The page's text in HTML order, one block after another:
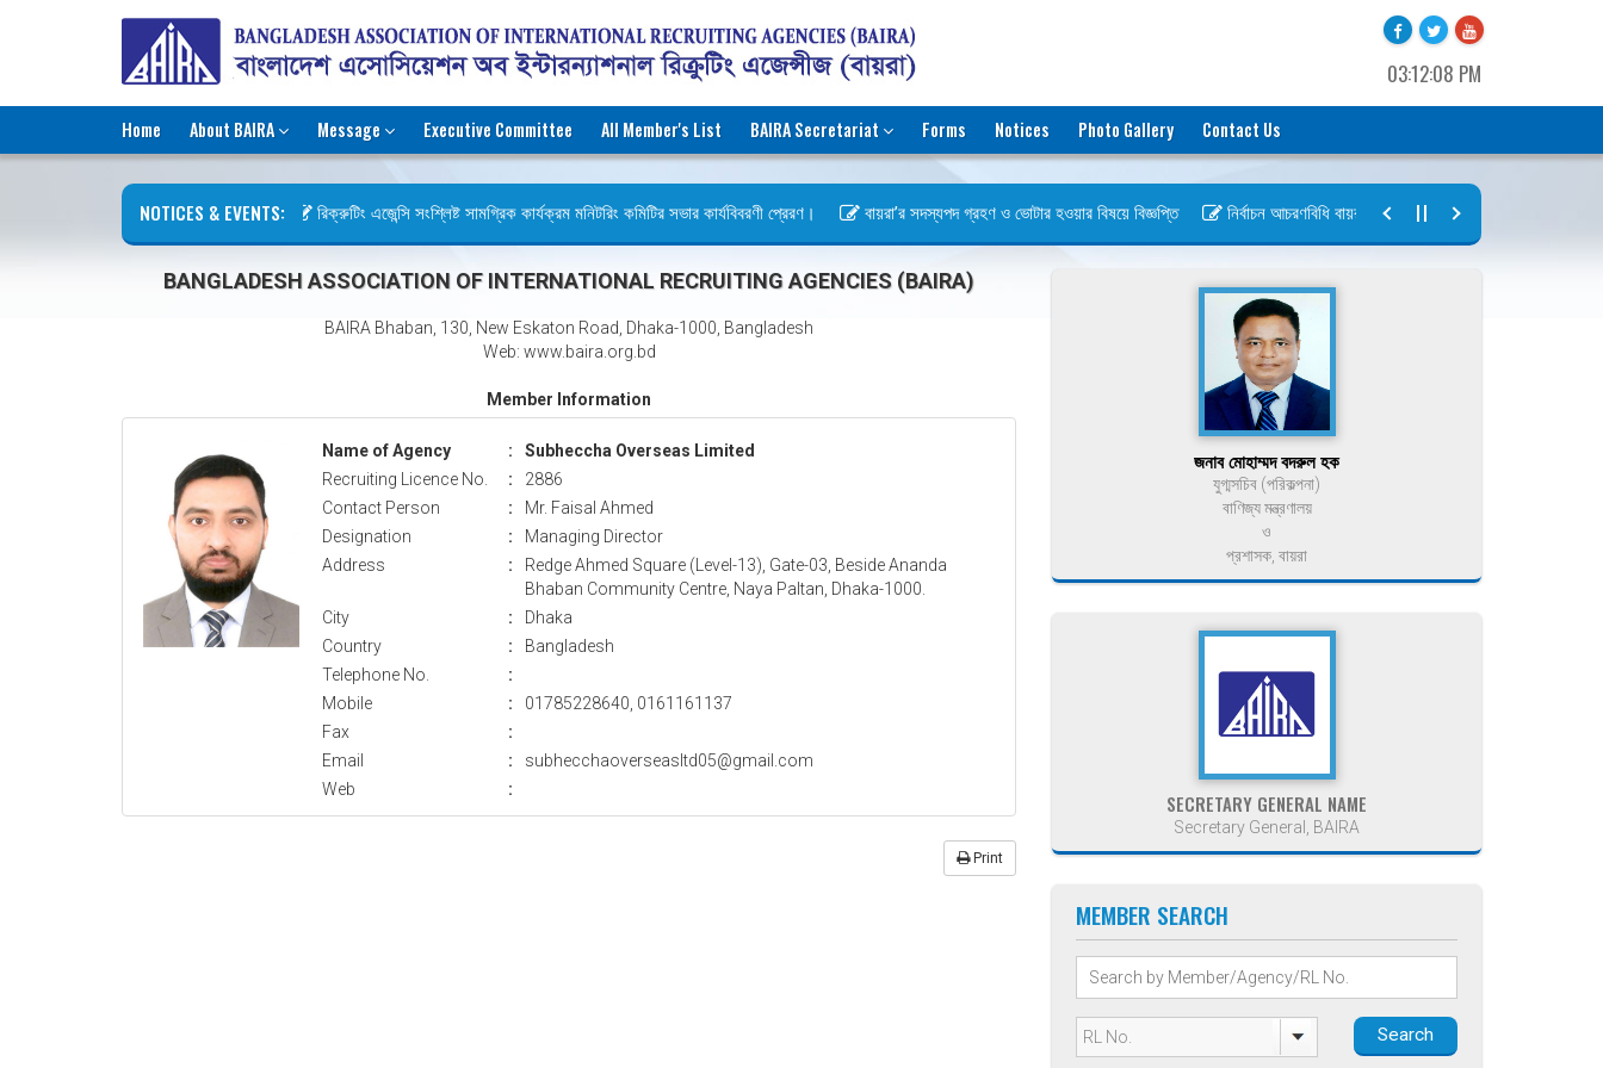
03:12:08 PM
Home About BAIRA Message Executive Committee All Member's List BAIRA Secretariat Forms Notices Photo Gallery Contact Us
NOTICES & EVENTS: রিক্রুটিং এজেন্সি সংশ্লিষ্ট সামগ্রিক কার্যক্রম মনিটরিং কমিটির সভার কার্যবিবরণী প্রেরণ। বায়রা’র সদস্যপদ গ্রহণ ও ভোটার হওয়ার বিষয়ে বিজ্ঞপ্তি নির্বাচন আচরণবিধি বায়রা ২০২৬-২০২৮
BANGLADESH ASSOCIATION OF INTERNATIONAL RECRUITING AGENCIES (BAIRA)
BAIRA Bhaban, 130, New Eskaton Road, Dhaka-1000, Bangladesh
Web: www.baira.org.bd
Member Information
Name of Agency :
Subheccha Overseas Limited
Recruiting Licence No.
:
2886
Contact Person
:
Mr. Faisal Ahmed
Designation
:
Managing Director
Address
:
Redge Ahmed Square (Level-13), Gate-03, Beside Ananda
Bhaban Community Centre, Naya Paltan, Dhaka-1000.
City
:
Dhaka
Country
:
Bangladesh
Telephone No.
:
Mobile
:
01785228640, 0161161137
Fax
:
Email
:
subhecchaoverseasltd05@gmail.com
Web
:
Print
জনাব মোহাম্মদ বদরুল হক
যুগ্মসচিব (পরিকল্পনা)
বাণিজ্য মন্ত্রণালয়
ও
প্রশাসক, বায়রা
SECRETARY GENERAL NAME
Secretary General, BAIRA
MEMBER SEARCH
Search